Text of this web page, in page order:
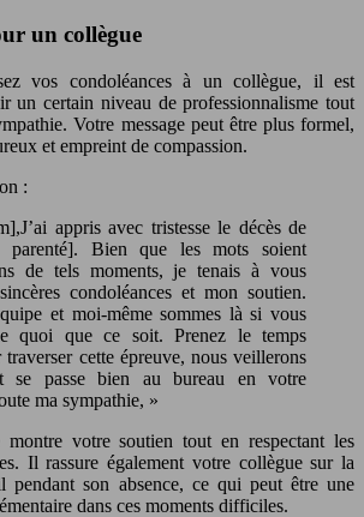
un collègue
vos condoléances à un collègue, il est
un certain niveau de professionnalisme tout
Votre message peut être plus formel,
et empreint de compassion.
:
appris avec tristesse le décès de
Bien que les mots soient
de tels moments, je tenais à vous
condoléances et mon soutien.
et moi-même sommes là si vous
quoi que ce soit. Prenez le temps
traverser cette épreuve, nous veillerons
se passe bien au bureau en votre
ma sympathie, »
montre votre soutien tout en respectant les
Il rassure également votre collègue sur la
pendant son absence, ce qui peut être une
dans ces moments difficiles.